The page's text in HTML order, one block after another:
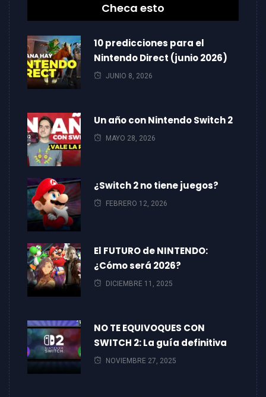
Checa esto
10 predicciones para el
Nintendo Direct (junio 2026)
JUNIO 8, 2026
Un año con Nintendo Switch 2
MAYO 28, 2026
¿Switch 2 no tiene juegos?
FEBRERO 12, 2026
El FUTURO de NINTENDO:
¿Cómo será 2026?
DICIEMBRE 11, 2025
NO TE EQUIVOQUES CON
SWITCH 2: La guía definitiva
NOVIEMBRE 27, 2025